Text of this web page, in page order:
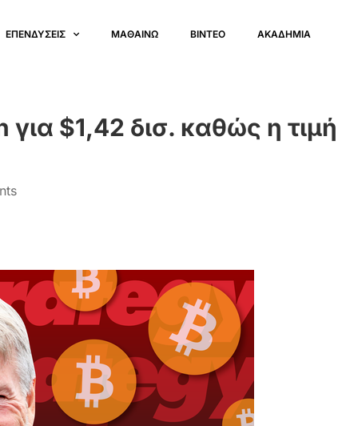
ΕΠΕΝΔΥΣΕΙΣ ΜΑΘΑΙΝΩ ΒΙΝΤΕΟ ΑΚΑΔΗΜΙΑ
$1,42 δισ. καθώς η τιμή